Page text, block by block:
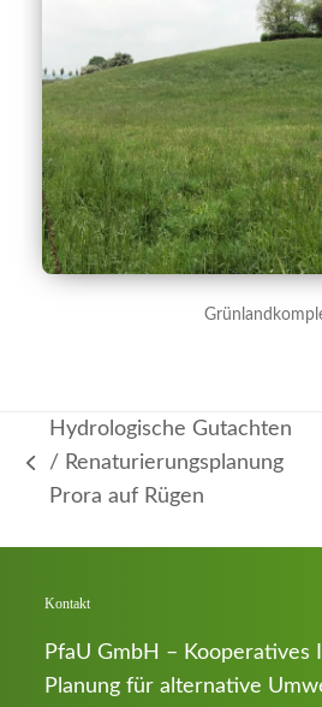
vorheriger
Hydrologische Gutachten
/ Renaturierungsplanung
Prora auf Rügen
Kontakt
PfaU GmbH – Kooperatives
Planung für alternative